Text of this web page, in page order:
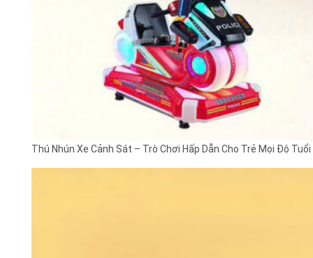
Thú Nhún Xe Cảnh Sát – Trò Chơi Hấp Dẫn Cho Trẻ Mọi Độ Tuổi